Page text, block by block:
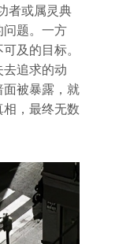
者或属灵典
问题。一方
及的目标。
追求的动
面被暴露，就
，最终无数